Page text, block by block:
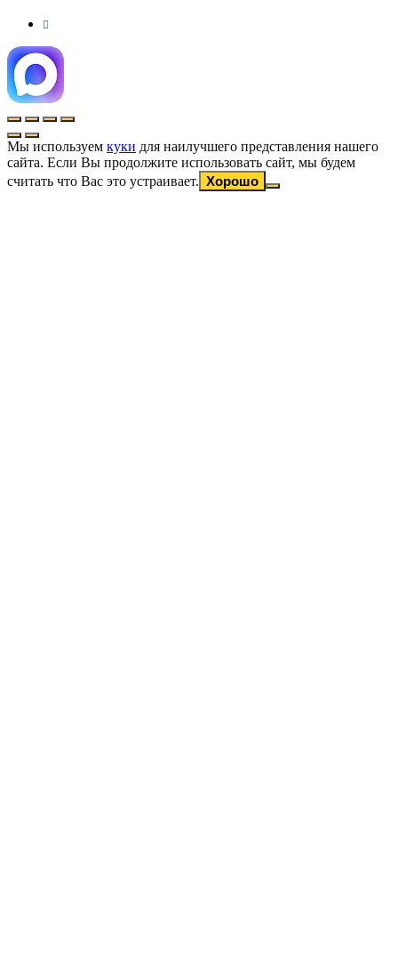
Мы используем куки для наилучшего представления нашего
сайта. Если Вы продолжите использовать сайт, мы будем
считать что Вас это устраивает. Хорошо